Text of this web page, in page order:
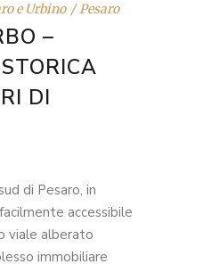
e Urbino Pesaro
–
DI
di Pesaro, in
accessibile
viale alberato
immobiliare